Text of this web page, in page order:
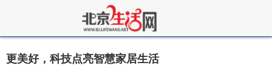
更美好，科技点亮智慧家居生活